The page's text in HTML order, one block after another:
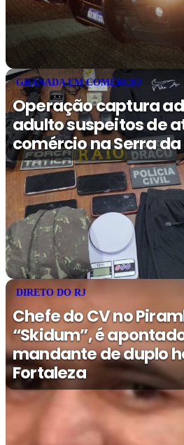
GRANADA EM COMÉRCIO
Operação captura
adulto suspeitos de
comércio na Serra
DIRETO DO RJ
Chefe do CV no
“Skidum”, é
mandante de duplo
Fortaleza